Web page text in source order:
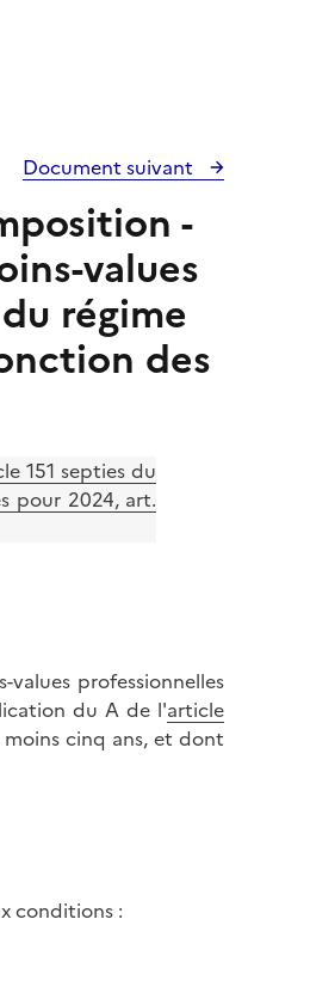
Document suivant
-
values
régime
des
151 septies du
pour 2024, art.
professionnelles
du A de l'article
cinq ans, et dont
conditions :